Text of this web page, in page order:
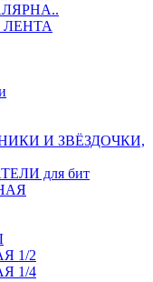
ЛЕНТА
И ЗВЁЗДОЧКИ,
для бит
1/2
1/4